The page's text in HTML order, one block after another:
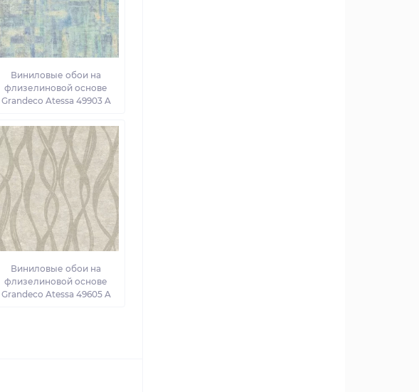
Виниловые обои на
флизелиновой основе
Grandeco Atessa 49903 A
Виниловые обои на
флизелиновой основе
Grandeco Atessa 49605 A